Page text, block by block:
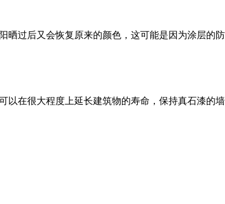
过后又会恢复原来的颜色，这可能是因为涂层的
在很大程度上延长建筑物的寿命，保持真石漆的墙